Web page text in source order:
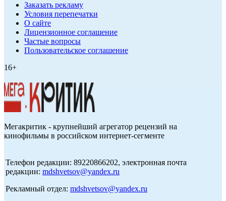
Заказать рекламу
Условия перепечатки
О сайте
Лицензионное соглашение
Частые вопросы
Пользовательское соглашение
16+
Мегакритик - крупнейший агрегатор рецензий на
кинофильмы в российском интернет-сегменте
Телефон редакции: 89220866202, электронная почта
редакции: mdshvetsov@yandex.ru
Рекламный отдел: mdshvetsov@yandex.ru